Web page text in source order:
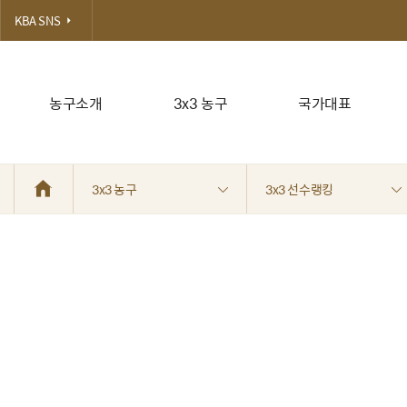
농구소개 3x3 농구 국가대표
KBA SNS
3x3 농구 3x3 선수랭킹